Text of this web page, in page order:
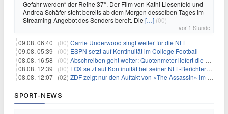
Gefahr werden“ der Reihe 37°. Der Film von Kathi Liesenfeld und
Andrea Schäfer steht bereits ab dem Morgen desselben Tages im
Streaming-Angebot des Senders bereit. Die […] (00)
vor 1 Stunde
09.08. 06:40 | (00) Carrie Underwood singt weiter für die NFL
09.08. 05:39 | (00) ESPN setzt auf Kontinuität im College Football
08.08. 16:58 | (00) Abschreiben geht weiter: Quotenmeter liefert die Vorlagen
08.08. 12:39 | (00) FOX setzt auf Kontinuität bei seiner NFL-Berichterstattung
08.08. 12:07 | (02) ZDF zeigt nur den Auftakt von «The Assassin» im Fernsehen
SPORT-NEWS